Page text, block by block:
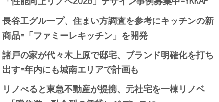
長谷工グループ、住まい方調査を参考にキッチンの新
商品=「ファミーレキッチン」を開発
諸戸の家が代々木上原で邸宅、ブランド明確化を打ち
出す=年内にも城南エリアで計画も
リノべると東急不動産が提携、元社宅を一棟リノベ